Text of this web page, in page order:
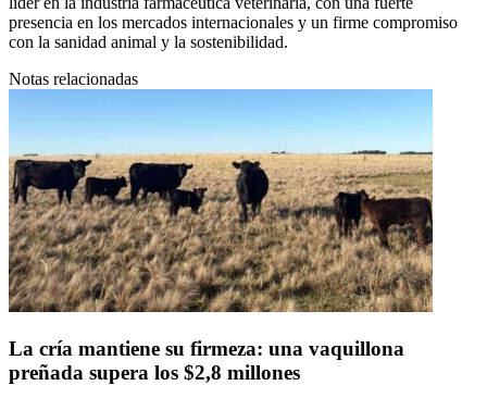
presencia en los mercados internacionales y un firme compromiso
con la sanidad animal y la sostenibilidad.
Notas relacionadas
La cría mantiene su firmeza: una vaquillona
preñada supera los $2,8 millones